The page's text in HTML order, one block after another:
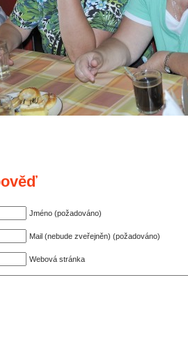
Jméno (požadováno)
Mail (nebude zveřejněn) (požadováno)
Webová stránka